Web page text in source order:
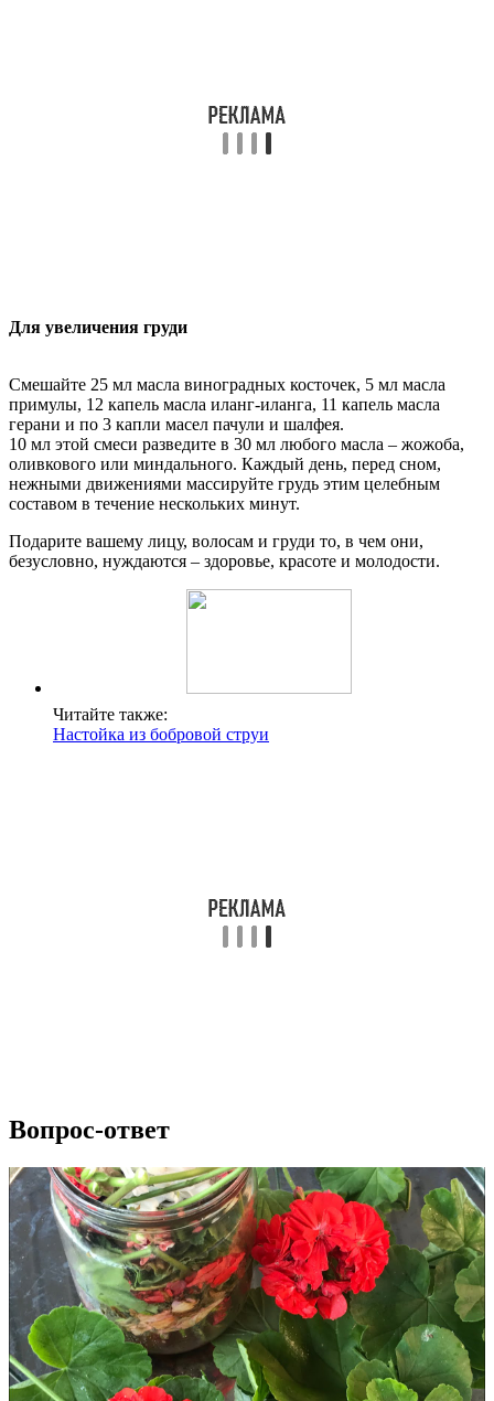
Для увеличения груди
Смешайте 25 мл масла виноградных косточек, 5 мл масла
примулы, 12 капель масла иланг-иланга, 11 капель масла
герани и по 3 капли масел пачули и шалфея.
10 мл этой смеси разведите в 30 мл любого масла – жожоба,
оливкового или миндального. Каждый день, перед сном,
нежными движениями массируйте грудь этим целебным
составом в течение нескольких минут.
Подарите вашему лицу, волосам и груди то, в чем они,
безусловно, нуждаются – здоровье, красоте и молодости.
Читайте также:
Настойка из бобровой струи
Вопрос-ответ